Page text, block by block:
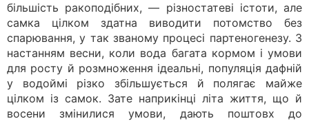
більшість ракоподібних, — різностатеві істоти, але
самка цілком здатна виводити потомство без
спарювання, у так званому процесі партеногенезу. З
настанням весни, коли вода багата кормом і умови
для росту й розмноження ідеальні, популяція дафній
у водоймі різко збільшується й полягає майже
цілком із самок. Зате наприкінці літа життя, що й
восени змінилися умови, дають поштовх до